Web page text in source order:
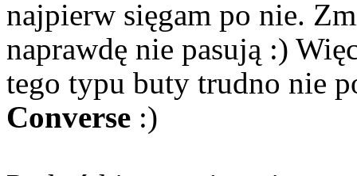
najpierw sięgam po nie.
naprawdę nie pasują :)
tego typu buty trudno nie
Converse :)